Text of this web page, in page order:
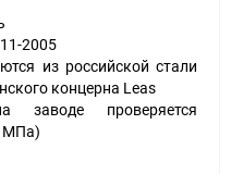
2005
из российской стали
концерна Leas
заводе проверяется
МПа)